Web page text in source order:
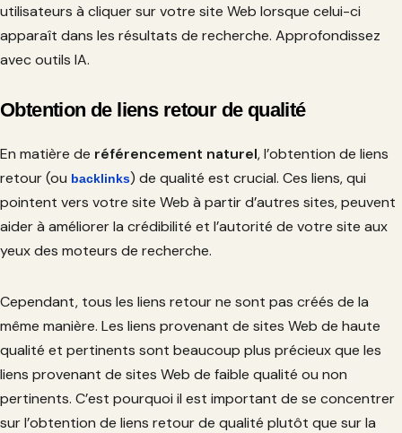
utilisateurs à cliquer sur votre site Web lorsque celui-ci
apparaît dans les résultats de recherche. Approfondissez
avec outils IA.
Obtention de liens retour de qualité
En matière de référencement naturel, l’obtention de liens
retour (ou backlinks) de qualité est crucial. Ces liens, qui
pointent vers votre site Web à partir d’autres sites, peuvent
aider à améliorer la crédibilité et l’autorité de votre site aux
yeux des moteurs de recherche.
Cependant, tous les liens retour ne sont pas créés de la
même manière. Les liens provenant de sites Web de haute
qualité et pertinents sont beaucoup plus précieux que les
liens provenant de sites Web de faible qualité ou non
pertinents. C’est pourquoi il est important de se concentrer
sur l’obtention de liens retour de qualité plutôt que sur la